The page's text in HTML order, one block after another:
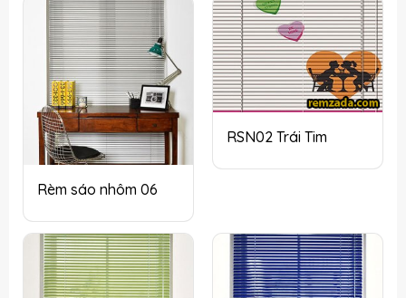
Rèm sáo nhôm 06
RSN02 Trái Tim